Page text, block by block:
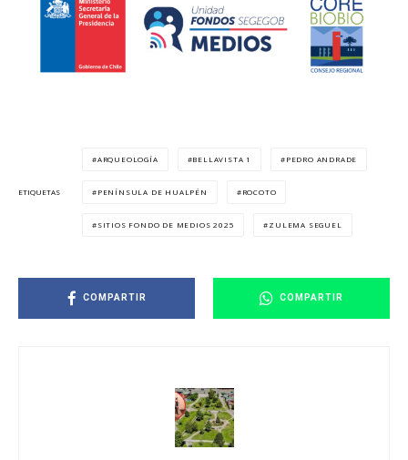
ETIQUETAS
ARQUEOLOGÍA BELLAVISTA 1 PEDRO ANDRADE
PENÍNSULA DE HUALPÉN ROCOTO
SITIOS FONDO DE MEDIOS 2025 ZULEMA SEGUEL
COMPARTIR COMPARTIR